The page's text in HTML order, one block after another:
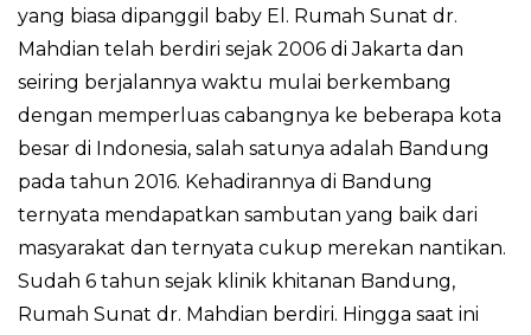
yang biasa dipanggil baby El. Rumah Sunat dr.
Mahdian telah berdiri sejak 2006 di Jakarta dan
seiring berjalannya waktu mulai berkembang
dengan memperluas cabangnya ke beberapa kota
besar di Indonesia, salah satunya adalah Bandung
pada tahun 2016. Kehadirannya di Bandung
ternyata mendapatkan sambutan yang baik dari
masyarakat dan ternyata cukup merekan nantikan.
Sudah 6 tahun sejak klinik khitanan Bandung,
Rumah Sunat dr. Mahdian berdiri. Hingga saat ini